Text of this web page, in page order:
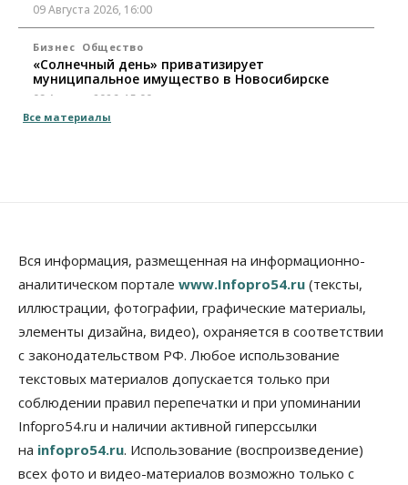
09 Августа 2026, 16:00
Бизнес Общество
«Солнечный день» приватизирует
муниципальное имущество в Новосибирске
09 Августа 2026, 15:00
Новосибирском объявят в ближайшее время
Общество
Экстренное предупреждение из-за жары в
Новосибирске распространили спасатели
09 Августа 2026, 13:30
Власть Город Общество
Еще одна остановка «городской электрички»
появится в Новосибирске
09 Августа 2026, 12:00
Все материалы
Вся информация, размещенная на информационно-
аналитическом портале www.Infopro54.ru (тексты,
иллюстрации, фотографии, графические материалы,
элементы дизайна, видео), охраняется в соответствии
с законодательством РФ. Любое использование
текстовых материалов допускается только при
соблюдении правил перепечатки и при упоминании
Infopro54.ru и наличии активной гиперссылки
на infopro54.ru. Использование (воспроизведение)
всех фото и видео-материалов возможно только с